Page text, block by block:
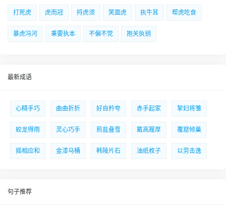
打死虎 虎而冠 捋虎须 笑面虎 执牛耳 帮虎吃食
暴虎冯河 秉要执本 不偏不党 抱关执钥
最新成语
心精手巧 曲曲折折 好自矜夸 赤手起家 挈妇将雏
蛟龙得雨 灵心巧手 煎盐叠雪 戴高履厚 覆窟倾巢
摇相应和 金漆马桶 韩陵片石 油纸枚子 以劳击逸
句子推荐